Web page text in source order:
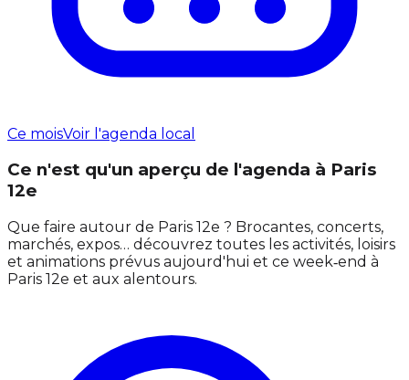
Ce moisVoir l'agenda local
Ce n'est qu'un aperçu de l'agenda à Paris
12e
Que faire autour de Paris 12e ? Brocantes, concerts,
marchés, expos… découvrez toutes les activités, loisirs
et animations prévus aujourd'hui et ce week‑end à
Paris 12e et aux alentours.